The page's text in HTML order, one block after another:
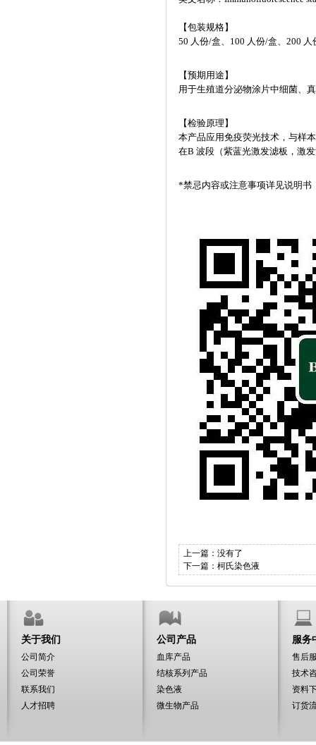
【包装规格】
50 人份/盒、100 人份/盒、200 人
【预期用途】
用于生殖道分泌物涂片中细菌、
【检验原理】
本产品应用免疫荧光技术，与样
在B 波段（紫蓝光激发滤板，激
*禁忌内容或注意事项详见说明书
上一篇：没有了
下一篇： 柯氏染色液
关于我们
公司简介
公司荣誉
联系我们
人才招聘
公司产品
血库产品
结核系列产品
染色液
微生物产品
服务
售后
技术
资料
订货